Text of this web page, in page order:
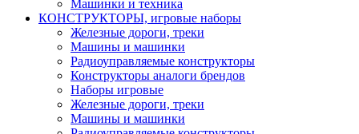
Машинки и техника
КОНСТРУКТОРЫ, игровые наборы
Железные дороги, треки
Машины и машинки
Радиоуправляемые конструкторы
Конструкторы аналоги брендов
Наборы игровые
Железные дороги, треки
Машины и машинки